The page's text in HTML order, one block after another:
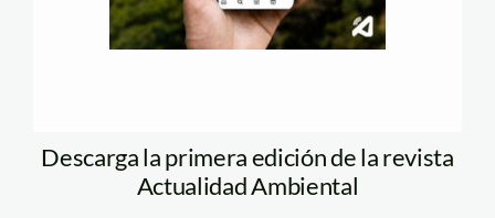
Descarga la primera edición de la revista
Actualidad Ambiental